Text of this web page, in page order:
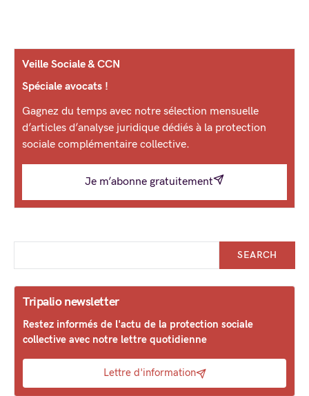
Veille Sociale & CCN
Spéciale avocats !
Gagnez du temps avec notre sélection mensuelle
d’articles d’analyse juridique dédiés à la protection
sociale complémentaire collective.
Je m’abonne gratuitement
SEARCH
Tripalio newsletter
Restez informés de l'actu de la protection sociale
collective avec notre lettre quotidienne
Lettre d'information